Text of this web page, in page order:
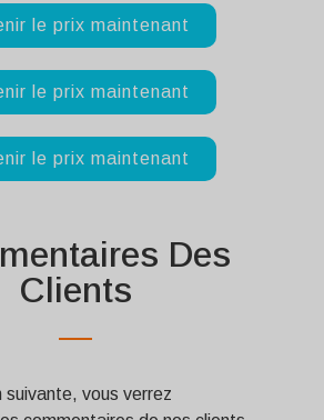
le prix maintenant
le prix maintenant
le prix maintenant
Des
Clients
suivante, vous verrez